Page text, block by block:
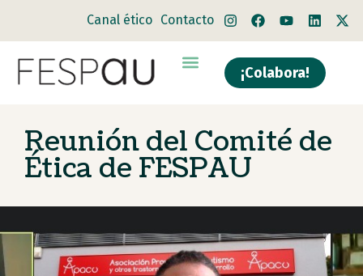
Canal ético Contacto
¡Colabora!
Reunión del Comité de
Ética de FESPAU